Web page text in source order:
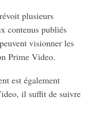
plusieurs
contenus publiés
visionner les
Prime Video.
est également
il suffit de suivre